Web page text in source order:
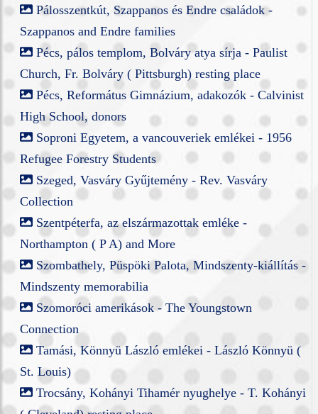
Pálosszentkút, Szappanos és Endre családok -
Szappanos and Endre families
Pécs, pálos templom, Bolváry atya sírja - Paulist
Church, Fr. Bolváry ( Pittsburgh) resting place
Pécs, Református Gimnázium, adakozók - Calvinist
High School, donors
Soproni Egyetem, a vancouveriek emlékei - 1956
Refugee Forestry Students
Szeged, Vasváry Gyűjtemény - Rev. Vasváry
Collection
Szentpéterfa, az elszármazottak emléke -
Northampton ( P A) and More
Szombathely, Püspöki Palota, Mindszenty-kiállítás -
Mindszenty memorabilia
Szomoróci amerikások - The Youngstown
Connection
Tamási, Könnyü László emlékei - László Könnyü (
St. Louis)
Trocsány, Kohányi Tihamér nyughelye - T. Kohányi